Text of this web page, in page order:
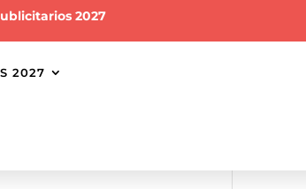
2027
2027